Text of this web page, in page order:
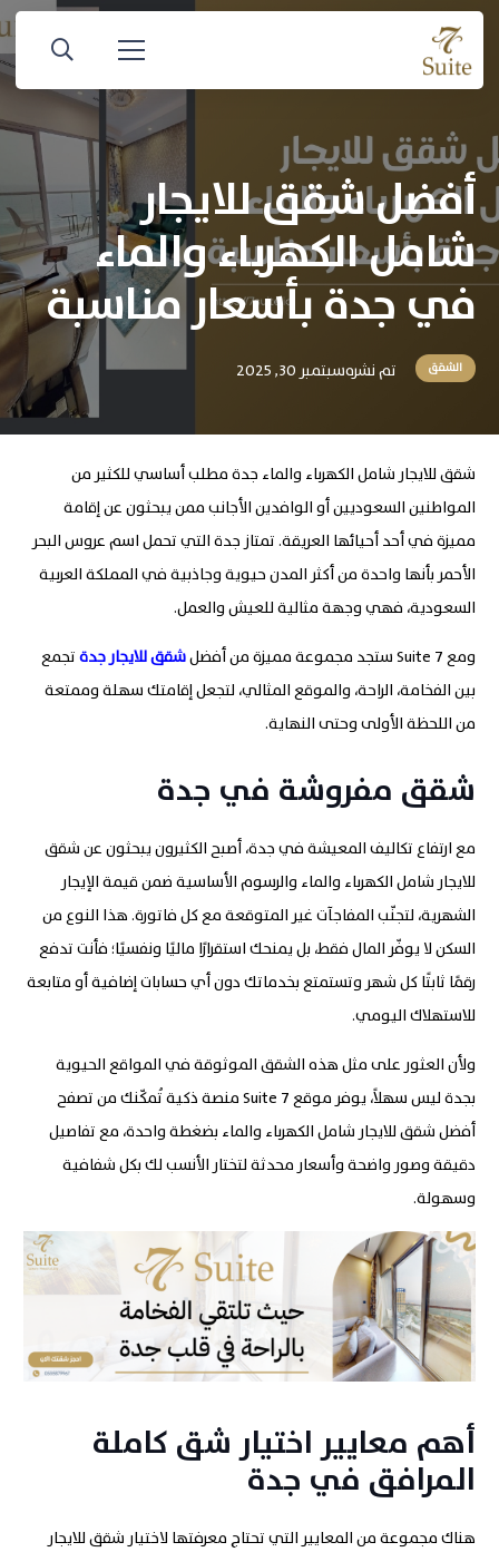
أفضل شقق للايجار
شامل الكهرباء والماء
في جدة بأسعار مناسبة
الشقق تم نشرهسبتمبر 30, 2025
شقق للايجار شامل الكهرباء والماء جدة مطلب أساسي للكثير من
المواطنين السعوديين أو الوافدين الأجانب ممن يبحثون عن إقامة
مميزة في أحد أحيائها العريقة. تمتاز جدة التي تحمل اسم عروس البحر
الأحمر بأنها واحدة من أكثر المدن حيوية وجاذبية في المملكة العربية
السعودية، فهي وجهة مثالية للعيش والعمل.
ومع 7 Suite ستجد مجموعة مميزة من أفضل
شقق للايجار جدةتجمع
بين الفخامة، الراحة، والموقع المثالي، لتجعل إقامتك سهلة وممتعة
من اللحظة الأولى وحتى النهاية.
شقق مفروشة في جدة
مع ارتفاع تكاليف المعيشة في جدة، أصبح الكثيرون يبحثون عن شقق
للايجار شامل الكهرباء والماء والرسوم الأساسية ضمن قيمة الإيجار
الشهرية، لتجنّب المفاجآت غير المتوقعة مع كل فاتورة. هذا النوع من
السكن لا يوفّر المال فقط، بل يمنحك استقرارًا ماليًا ونفسيًا؛ فأنت تدفع
رقمًا ثابتًا كل شهر وتستمتع بخدماتك دون أي حسابات إضافية أو متابعة
للاستهلاك اليومي.
ولأن العثور على مثل هذه الشقق الموثوقة في المواقع الحيوية
بجدة ليس سهلاً، يوفر موقع 7
Suiteمنصة ذكية تُمكّنك من تصفح
أفضل شقق للايجار شامل الكهرباء والماء بضغطة واحدة، مع تفاصيل
دقيقة وصور واضحة وأسعار محدثة لتختار الأنسب لك بكل شفافية
وسهولة.
أهم معايير اختيار شق كاملة
المرافق في جدة
هناك مجموعة من المعايير التي تحتاج معرفتها لاختيار شقق للايجار